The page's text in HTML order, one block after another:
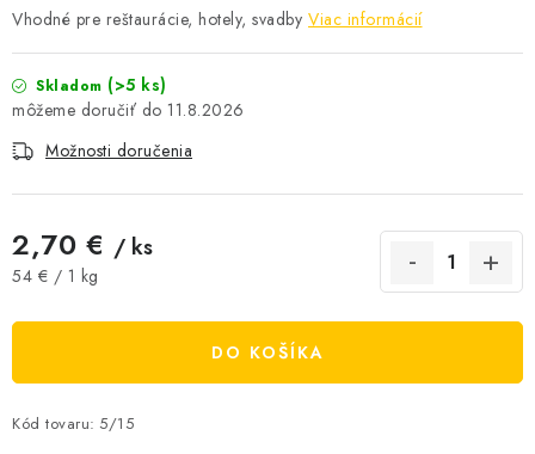
ČOKOLÁDA
Kamenná predajňa Náš príbeh Články
Napísali o nás
Kontakty
Doprava a platba
Vhodné pre reštaurácie, hotely, svadby Viac informácií
Skladom (>5 ks)
11.8.2026
Možnosti doručenia
2,70 € / ks
Jednotková cena:
54 € / 1 kg
DO KOŠÍKA
Kód tovaru: 5/15